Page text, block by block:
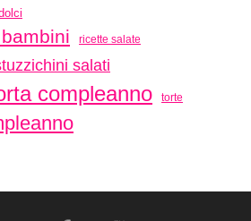
ricette salate
salati
compleanno torte